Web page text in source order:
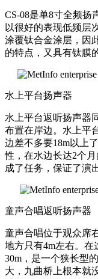
CS-08是单8寸全频扬
以很好的表现低频层
涂覆钛合金涂层，因
的特点，又具有钛膜
水上平台扬声器
水上平台返听扬声器
布置在岸边。水上平
边差不多要18m以上
性，在水边长达2个
成了任务，保证了演
童声合唱返听扬声器
童声合唱位于观众席
地方只有4m左右。在
30m，是一个狭长型
大，九曲桥上根本就